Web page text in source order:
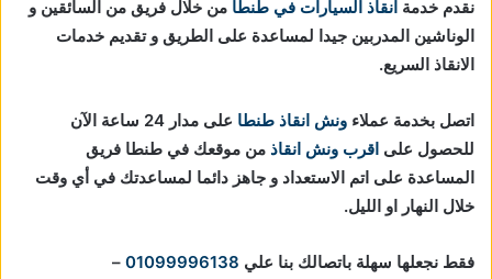
نقدم خدمة انقاذ السيارات في طنطا من خلال فريق من السائقين و
الوناشين المدربين جيدا لمساعدة على الطريق و تقديم خدمات
الانقاذ السريع.
اتصل بخدمة عملاء ونش انقاذ طنطا
على مدار 24 ساعة الآن
للحصول على اقرب ونش انقاذ من موقعك في طنطا فريق
المساعدة على اتم الاستعداد و جاهز دائما لمساعدتك في أي وقت
خلال النهار او الليل.
فقط نجعلها سهلة باتصالك بنا علي 01099996138
–